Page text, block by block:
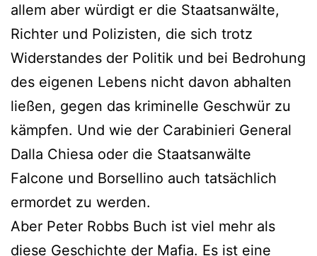
allem aber würdigt er die Staatsanwälte,
Richter und Polizisten, die sich trotz
Widerstandes der Politik und bei Bedrohung
des eigenen Lebens nicht davon abhalten
ließen, gegen das kriminelle Geschwür zu
kämpfen. Und wie der Carabinieri General
Dalla Chiesa oder die Staatsanwälte
Falcone und Borsellino auch tatsächlich
ermordet zu werden.
Aber Peter Robbs Buch ist viel mehr als
diese Geschichte der Mafia. Es ist eine